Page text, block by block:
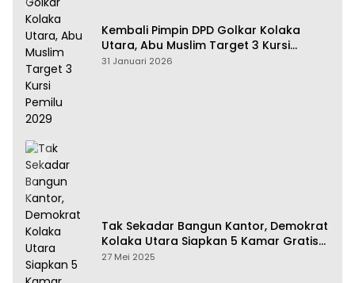
Kembali Pimpin DPD Golkar Kolaka
Utara, Abu Muslim Target 3 Kursi
Pemilu 2029
31 Januari 2026
Tak Sekadar Bangun Kantor, Demokrat
Kolaka Utara Siapkan 5 Kamar Gratis
Untuk Rakyat
27 Mei 2025